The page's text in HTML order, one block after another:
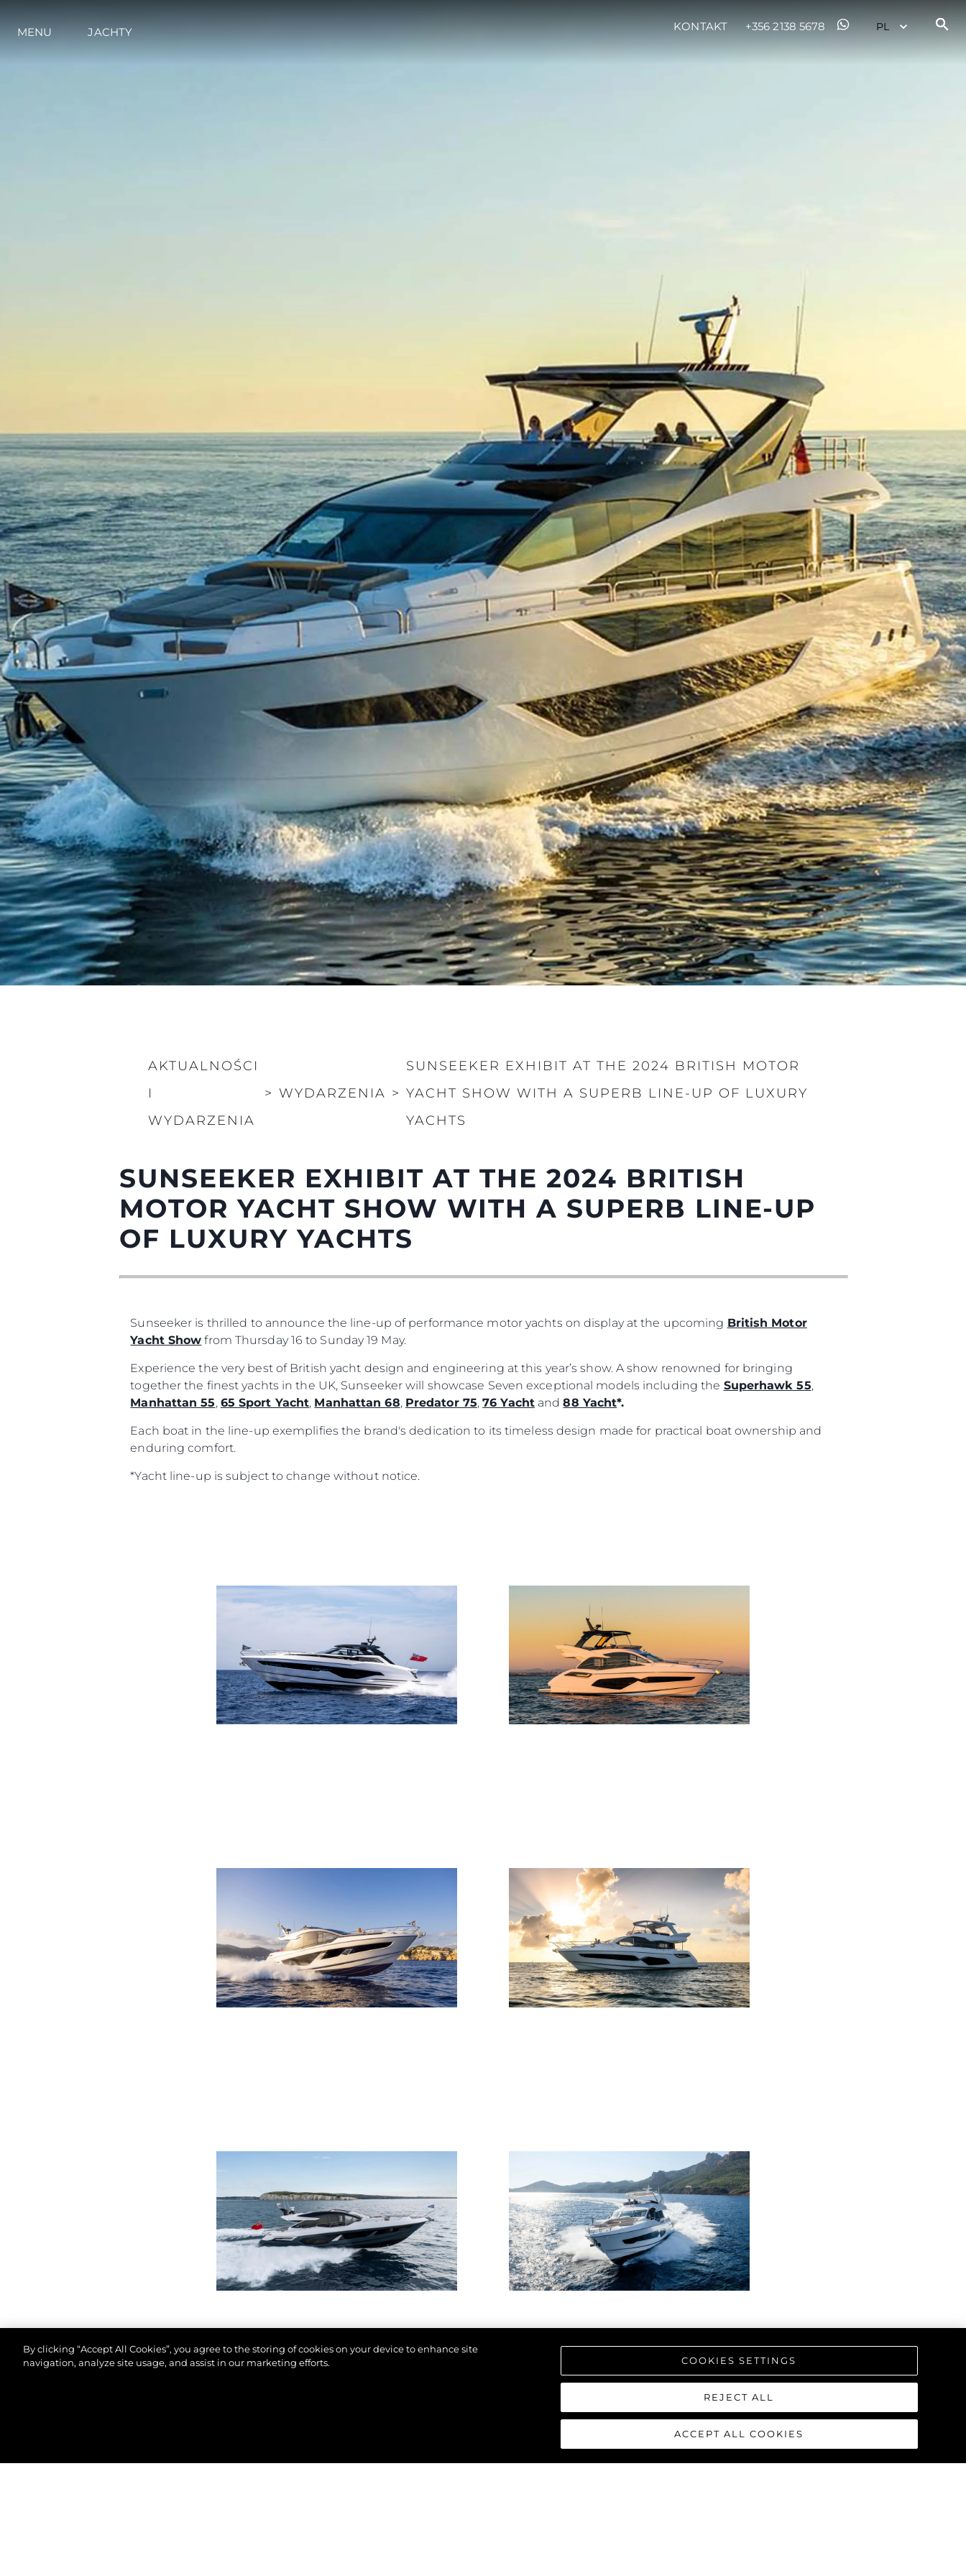
MENU JACHTY KONTAKT +356 2138 5678
AKTUALNOŚCI
I
WYDARZENIA
> WYDARZENIA >
SUNSEEKER EXHIBIT AT THE 2024 BRITISH MOTOR
YACHT SHOW WITH A SUPERB LINE-UP OF LUXURY
YACHTS
SUNSEEKER EXHIBIT AT THE 2024 BRITISH
MOTOR YACHT SHOW WITH A SUPERB LINE-UP
OF LUXURY YACHTS
Sunseeker is thrilled to announce the line-up of performance motor yachts on display at the upcoming British Motor
Yacht Show from Thursday 16 to Sunday 19 May.
Experience the very best of British yacht design and engineering at this year’s show. A show renowned for bringing
together the finest yachts in the UK, Sunseeker will showcase Seven exceptional models including the Superhawk 55,
Manhattan 55, 65 Sport Yacht, Manhattan 68, Predator 75,76 Yachtand88 Yacht*.
Each boat in the line-up exemplifies the brand's dedication to its timeless design made for practical boat ownership and
enduring comfort.
*Yacht line-up is subject to change without notice.
Preferencje Plików Cookie
Sunseeker Range
Brochure
WSPÓŁCZESNEGO
NIEWOLNICTWA
WARUNKI
PLIKÓW COOKIE
Aktualności
Innowacja
Styl Życia
Wyceń Swoją Łódź
By clicking “Accept All Cookies”, you agree to the storing of cookies on your device to enhance site
navigation, analyze site usage, and assist in our marketing efforts.
COOKIES SETTINGS
REJECT ALL
ACCEPT ALL COOKIES